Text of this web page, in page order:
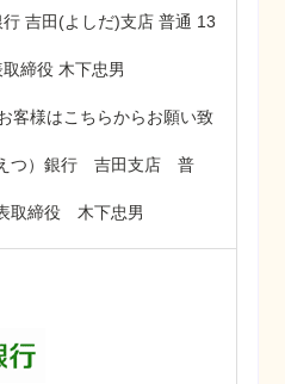
吉田(よしだ)支店 普通 13
締役 木下忠男
客様はこちらからお願い致
つ）銀行 吉田支店 普
取締役 木下忠男